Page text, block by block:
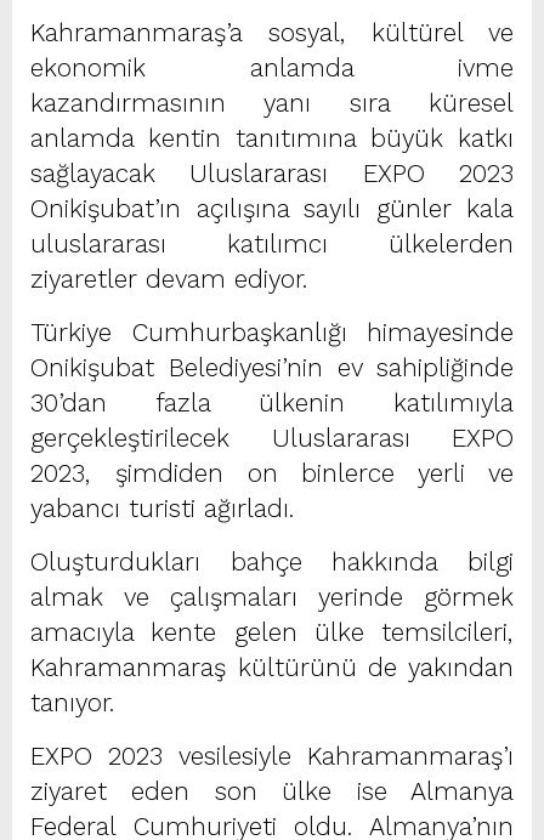
Kahramanmaraş’a sosyal, kültürel ve
ekonomik anlamda ivme
kazandırmasının yanı sıra küresel
anlamda kentin tanıtımına büyük katkı
sağlayacak Uluslararası EXPO 2023
Onikişubat’ın açılışına sayılı günler kala
uluslararası katılımcı ülkelerden
ziyaretler devam ediyor.
Türkiye Cumhurbaşkanlığı himayesinde
Onikişubat Belediyesi’nin ev sahipliğinde
30’dan fazla ülkenin katılımıyla
gerçekleştirilecek Uluslararası EXPO
2023, şimdiden on binlerce yerli ve
yabancı turisti ağırladı.
Oluşturdukları bahçe hakkında bilgi
almak ve çalışmaları yerinde görmek
amacıyla kente gelen ülke temsilcileri,
Kahramanmaraş kültürünü de yakından
tanıyor.
EXPO 2023 vesilesiyle Kahramanmaraş’ı
ziyaret eden son ülke ise Almanya
Federal Cumhuriyeti oldu. Almanya’nın